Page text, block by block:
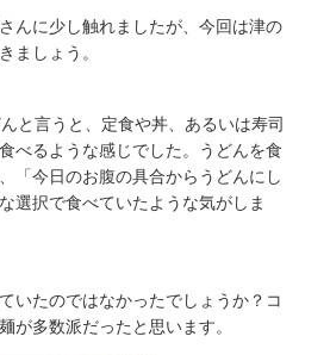
んに少し触れましたが、今回は津の
ましょう。
と言うと、定食や丼、あるいは寿司
べるような感じでした。うどんを食
「今日のお腹の具合からうどんにし
選択で食べていたような気がしま
いたのではなかったでしょうか？コ
が多数派だったと思います。